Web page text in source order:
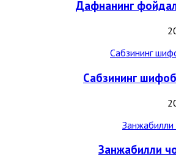
Дафнанинг
Сабзининг
Занжабилли